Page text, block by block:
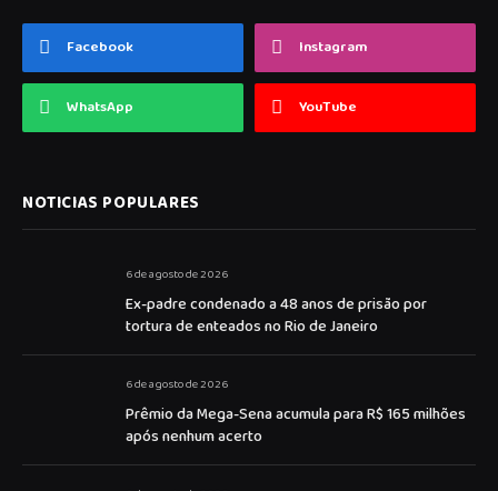
Facebook Instagram
WhatsApp YouTube
NOTICIAS POPULARES
6 de agosto de 2026
Ex-padre condenado a 48 anos de prisão por
tortura de enteados no Rio de Janeiro
6 de agosto de 2026
Prêmio da Mega-Sena acumula para R$ 165 milhões
após nenhum acerto